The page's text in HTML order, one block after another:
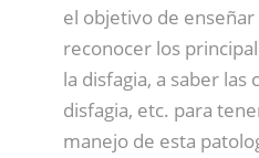
el objetivo de
reconocer los
la disfagia, a saber las
disfagia, etc. para
manejo de esta